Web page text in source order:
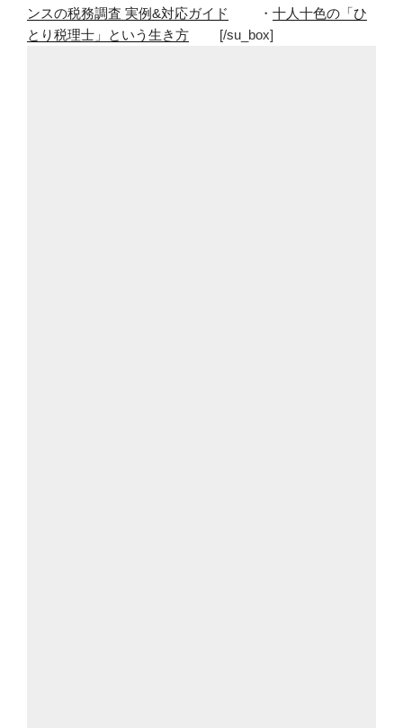
ンスの税務調査 実例&対応ガイド
・ 十人十色の「ひ
とり税理士」という生き方 [/su_box]